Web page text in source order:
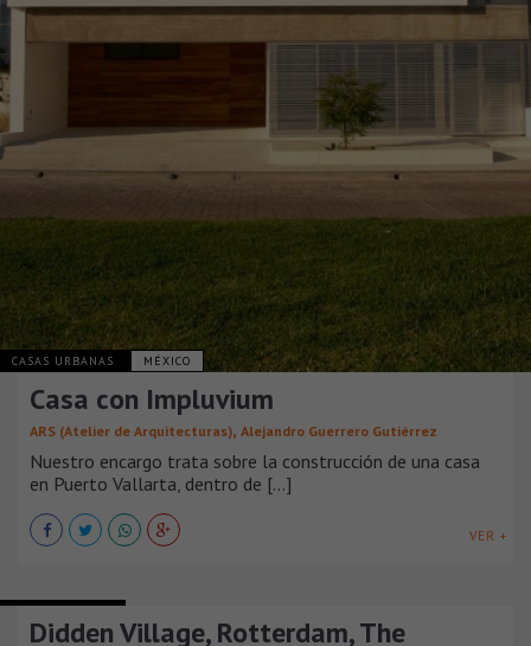
CASAS URBANAS MÉXICO
Casa con Impluvium
ARS (Atelier de Arquitecturas), Alejandro Guerrero Gutiérrez
Nuestro encargo trata sobre la construcción de una casa
en Puerto Vallarta, dentro de [...]
VER +
Didden Village, Rotterdam, The